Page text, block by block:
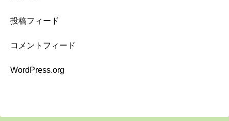
投稿フィード
コメントフィード
WordPress.org